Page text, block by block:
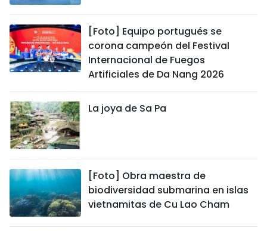
[Foto] Equipo portugués se
corona campeón del Festival
Internacional de Fuegos
Artificiales de Da Nang 2026
La joya de Sa Pa
[Foto] Obra maestra de
biodiversidad submarina en islas
vietnamitas de Cu Lao Cham